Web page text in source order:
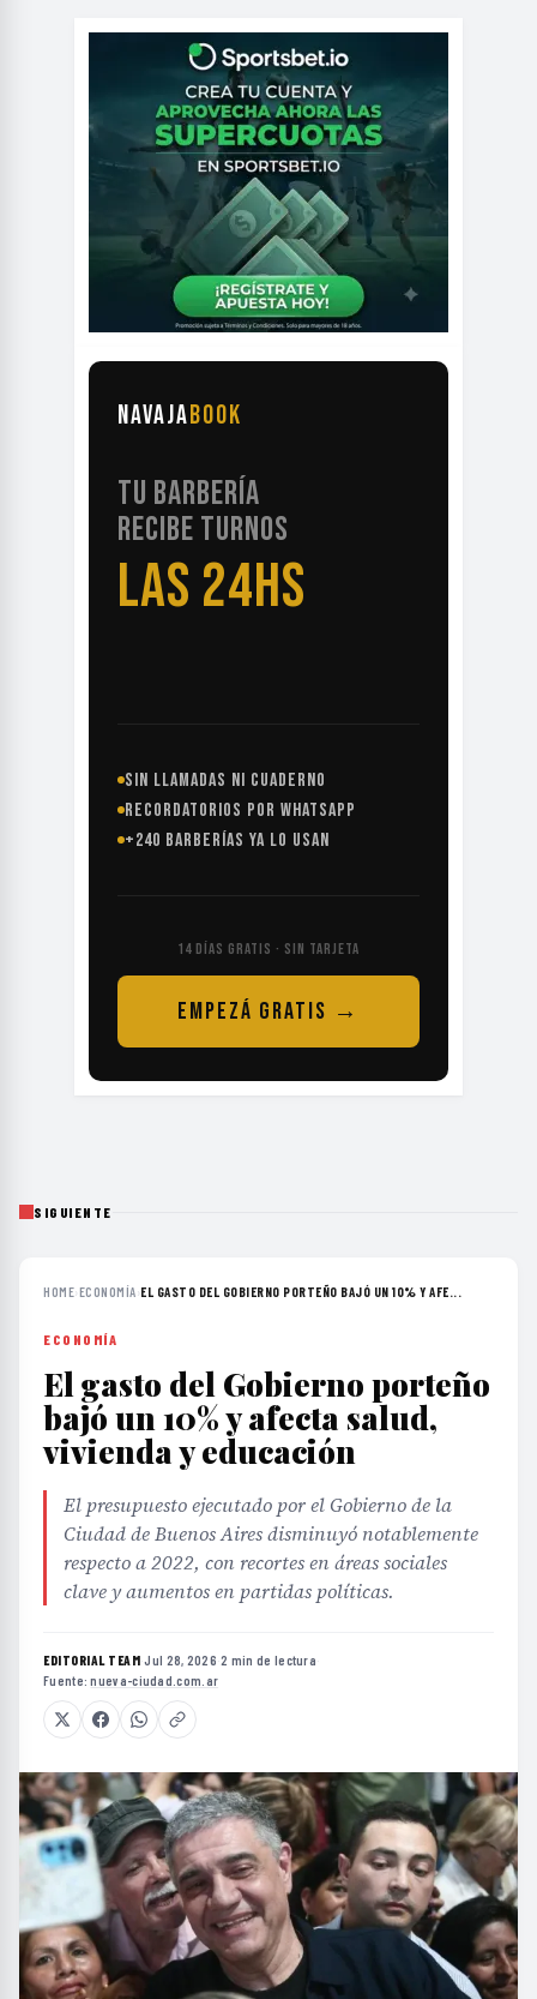
NAVAJABOOK
TU BARBERÍA
RECIBE TURNOS
LAS 24HS
SIN LLAMADAS NI CUADERNO
RECORDATORIOS POR WHATSAPP
+240 BARBERÍAS YA LO USAN
14 DÍAS GRATIS · SIN TARJETA
EMPEZÁ GRATIS →
SIGUIENTE
HOME›ECONOMÍA›EL GASTO DEL GOBIERNO PORTEÑO BAJÓ UN 10% Y AFE...
ECONOMÍA
El gasto del Gobierno porteño
bajó un 10% y afecta salud,
vivienda y educación
El presupuesto ejecutado por el Gobierno de la
Ciudad de Buenos Aires disminuyó notablemente
respecto a 2022, con recortes en áreas sociales
clave y aumentos en partidas políticas.
EDITORIAL TEAM·Jul 28, 2026·2 min de lectura·
Fuente:nueva-ciudad.com.ar